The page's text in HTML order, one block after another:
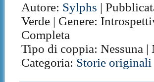
Autore: Sylphs |
Verde | Genere:
Completa
Tipo di coppia: Nessuna |
Categoria: Storie originali